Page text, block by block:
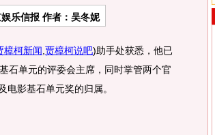
乐信报 作者：吴冬妮
樟柯新闻 贾樟柯说吧)助手处获悉，他已
石单元的评委会主席，同时掌管两个官
影基石单元奖的归属。